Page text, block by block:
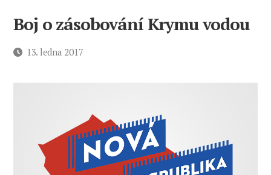
Boj o zásobování Krymu vodou
Datum13. ledna 2017